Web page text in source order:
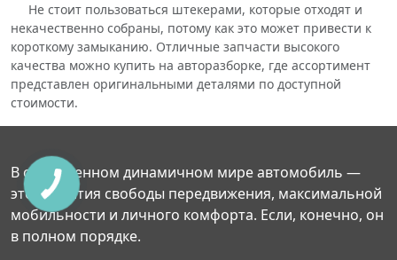
Не стоит пользоваться штекерами, которые отходят и
некачественно собраны, потому как это может привести к
короткому замыканию. Отличные запчасти высокого
качества можно купить на авторазборке, где ассортимент
представлен оригинальными деталями по доступной
стоимости.
В современном динамичном мире автомобиль —
это гарантия свободы передвижения, максимальной
мобильности и личного комфорта. Если, конечно, он
в полном порядке.